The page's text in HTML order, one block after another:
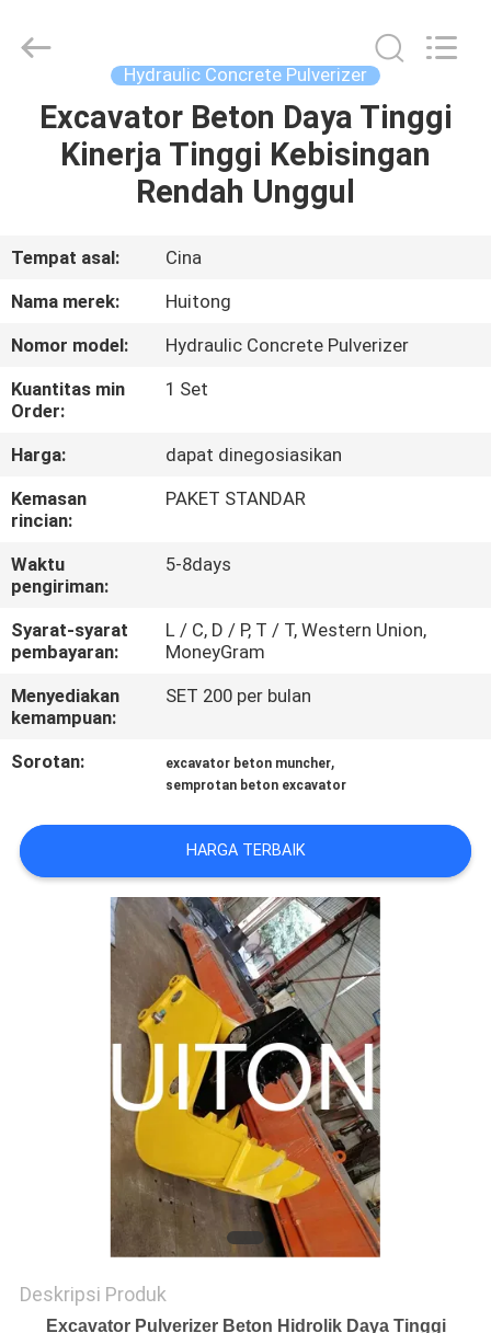
RUMAH
PERTUNJUKAN
VR
TENTANG
KAMI
TUR
PABRIK
KONTROL
KUALITAS
BERITA
MINTA
PETA
KEBIJAKAN
PRIBADI
Reserved.
Hydraulic Concrete Pulverizer
Excavator Beton Daya Tinggi
Kinerja Tinggi Kebisingan
Rendah Unggul
Tempat asal:
Cina
Nama merek:
Huitong
Nomor model:
Hydraulic Concrete Pulverizer
Kuantitas min
Order:
1 Set
Harga:
dapat dinegosiasikan
Kemasan
rincian:
PAKET STANDAR
Waktu
pengiriman:
5-8days
Syarat-syarat
pembayaran:
L / C, D / P, T / T, Western Union,
MoneyGram
Menyediakan
kemampuan:
SET 200 per bulan
Sorotan: excavator beton muncher,
semprotan beton excavator
HARGA TERBAIK
Deskripsi Produk
Excavator Pulverizer Beton Hidrolik Daya Tinggi